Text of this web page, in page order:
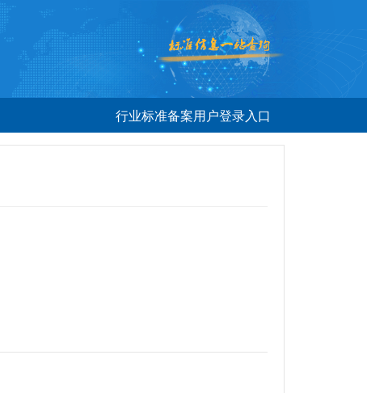
行业标准备案用户登录入口